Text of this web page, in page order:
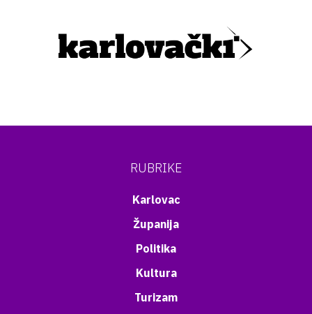
RUBRIKE
Karlovac
Županija
Politika
Kultura
Turizam